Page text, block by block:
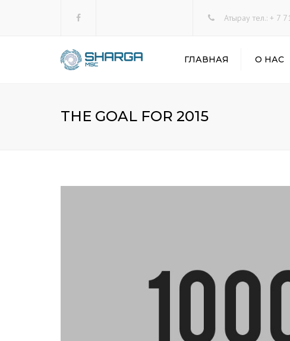
Facebook Атырау тел.: + 7
ГЛАВНАЯ О НАС
THE GOAL FOR 2015